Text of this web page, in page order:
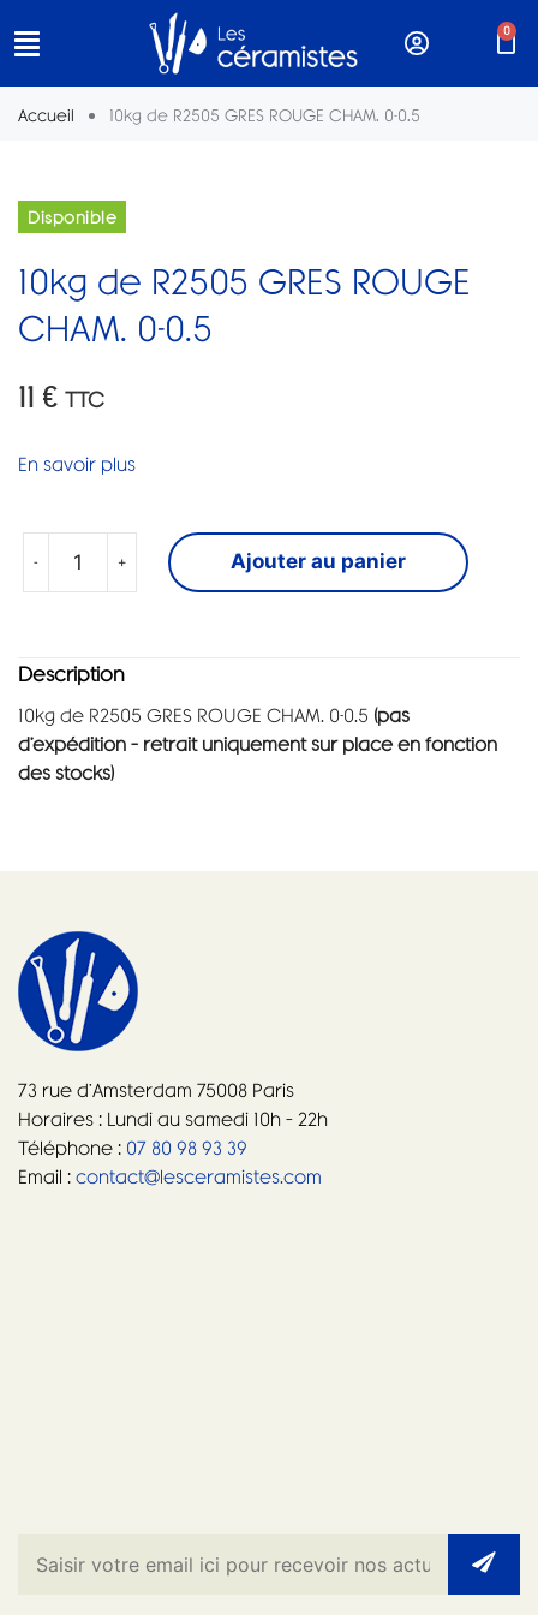
0
Accueil 10kg de R2505 GRES ROUGE CHAM. 0-0.5
Disponible
10kg de R2505 GRES ROUGE
CHAM. 0-0.5
11 € TTC
En savoir plus
- + Ajouter au panier
Description
10kg de R2505 GRES ROUGE CHAM. 0-0.5 (pas
d’expédition – retrait uniquement sur place en fonction
des stocks)
73 rue d’Amsterdam 75008 Paris
Horaires : Lundi au samedi 10h – 22h
Téléphone : 07 80 98 93 39
Email :contact@lesceramistes.com